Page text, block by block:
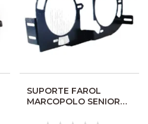
SUPORTE FAROL
MARCOPOLO SENIOR